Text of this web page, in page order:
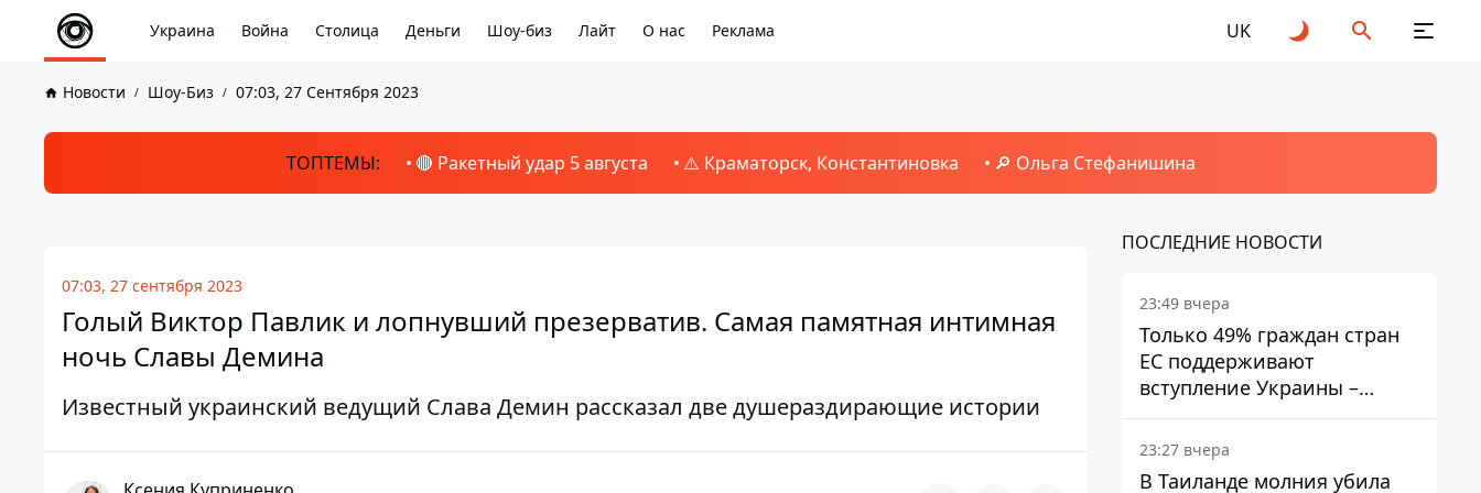
Украина Война Столица Деньги Шоу-биз Лайт О нас Реклама UK
Новости Шоу-Биз 07:03, 27 Сентября 2023
ТОПТЕМЫ: 🔴 Ракетный удар 5 августа ⚠️ Краматорск, Константиновка 🔎 Ольга Стефанишина
07:03, 27 сентября 2023
Голый Виктор Павлик и лопнувший презерватив. Самая памятная интимная
ночь Славы Демина
Известный украинский ведущий Слава Демин рассказал две душераздирающие истории
ПОСЛЕДНИЕ НОВОСТИ
23:49 вчера
Только 49% граждан стран
ЕС поддерживают
вступление Украины –
результаты опроса
23:27 вчера
В Таиланде молния убила